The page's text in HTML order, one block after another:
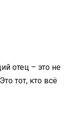
отец – это не
тот, кто всё